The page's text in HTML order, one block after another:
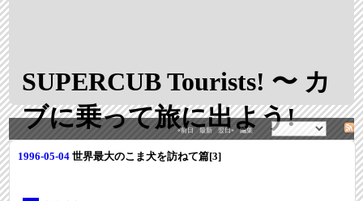
SUPERCUB Tourists! 〜 カ
ブに乗って旅に出よう!
«前日 最新 翌日» 編集
1996-05-04 世界最大のこま犬を訪ねて篇[3]